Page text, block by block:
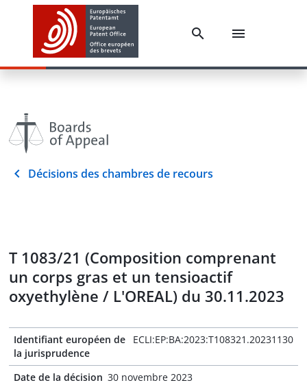
Décisions des chambres de recours
T 1083/21 (Composition comprenant
un corps gras et un tensioactif
oxyethylène / L'OREAL) du 30.11.2023
Identifiant européen de
la jurisprudence
ECLI:EP:BA:2023:T108321.20231130
Date de la décision 30 novembre 2023